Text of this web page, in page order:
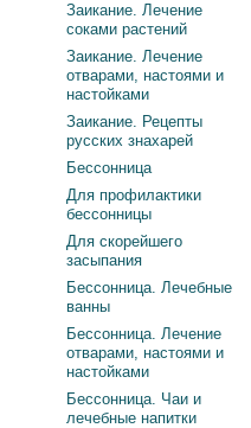
Заикание. Лечение
соками растений
Заикание. Лечение
отварами, настоями и
настойками
Заикание. Рецепты
русских знахарей
Бессонница
Для профилактики
бессонницы
Для скорейшего
засыпания
Бессонница. Лечебные
ванны
Бессонница. Лечение
отварами, настоями и
настойками
Бессонница. Чаи и
лечебные напитки